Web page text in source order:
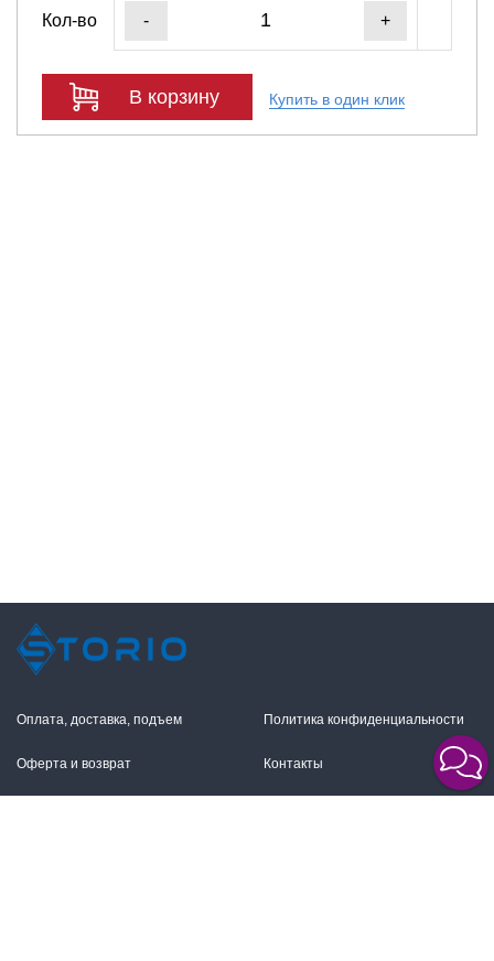
Кол-во - +
В корзину Купить в один клик
Оплата, доставка, подъем
Оферта и возврат
Политика конфиденциальности
Контакты